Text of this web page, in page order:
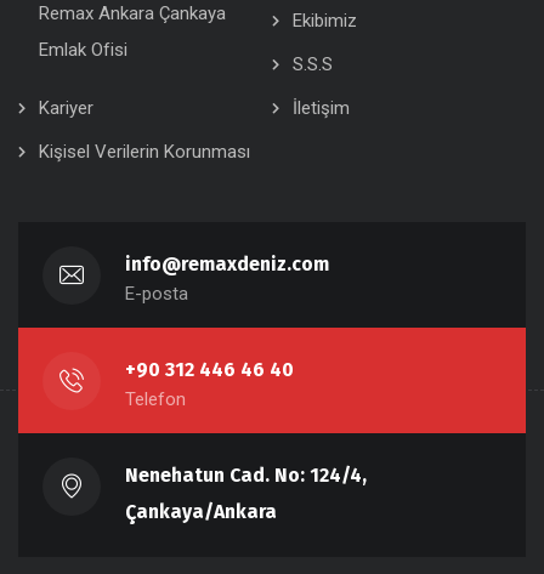
Remax Ankara Çankaya
Emlak Ofisi
Ekibimiz
S.S.S
Kariyer
İletişim
Kişisel Verilerin Korunması
info@remaxdeniz.com
E-posta
+90 312 446 46 40
Telefon
Nenehatun Cad. No: 124/4,
Çankaya/Ankara